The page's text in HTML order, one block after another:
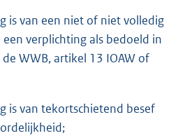
is van een niet of niet volledig
verplichting als bedoeld in
WWB, artikel 13 IOAW of
is van tekortschietend besef